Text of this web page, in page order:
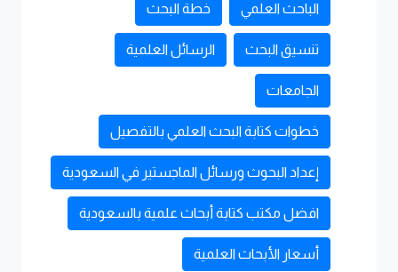
الباحث العلمي خطة البحث
تنسيق البحث الرسائل العلمية
الجامعات
خطوات كتابة البحث العلمي بالتفصيل
إعداد البحوث ورسائل الماجستير في السعودية
افضل مكتب كتابة أبحاث علمية بالسعودية
أسعار الأبحاث العلمية